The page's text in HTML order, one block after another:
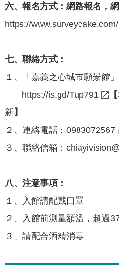
六、報名方式：網路報名，
https://
七、聯絡方式：
１、「嘉義之心城市願景館
https://is.gd/Tup791
【
新】
２、連絡電話：0983072567
３、聯絡信箱：
八、注意事項：
１、入館請配戴口罩
２、入館前測量額溫，超過
３、請配合酒精消毒